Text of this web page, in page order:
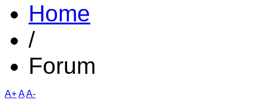
Home
/
Forum
A+AA-